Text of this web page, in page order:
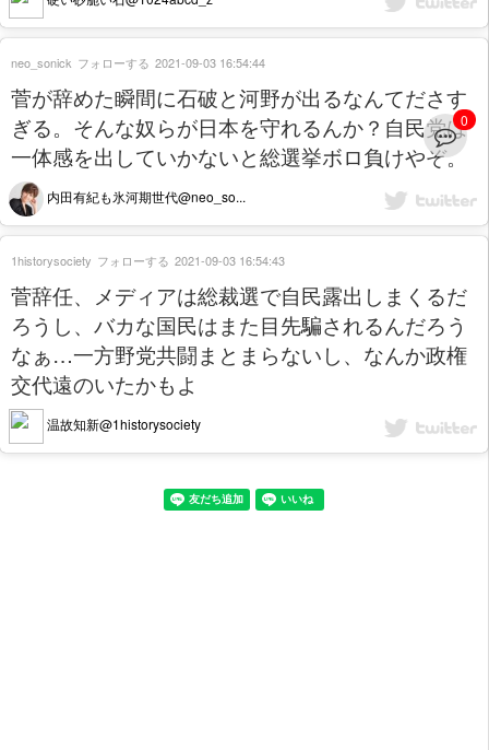
菅が辞めた瞬間に石破と河野が出るなんてださす
ぎる。そんな奴らが日本を守れるんか？自民党は
一体感を出していかないと総選挙ボロ負けやぞ。
内田有紀も氷河期世代@neo_so...
neo_sonick フォローする 2021-09-03 16:54:44
菅辞任、メディアは総裁選で自民露出しまくるだ
ろうし、バカな国民はまた目先騙されるんだろう
なぁ…一方野党共闘まとまらないし、なんか政権
交代遠のいたかもよ
温故知新@1historysociety
1historysociety フォローする 2021-09-03 16:54:43
0